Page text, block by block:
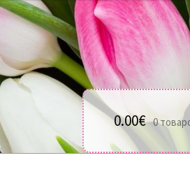
0.00€ 0